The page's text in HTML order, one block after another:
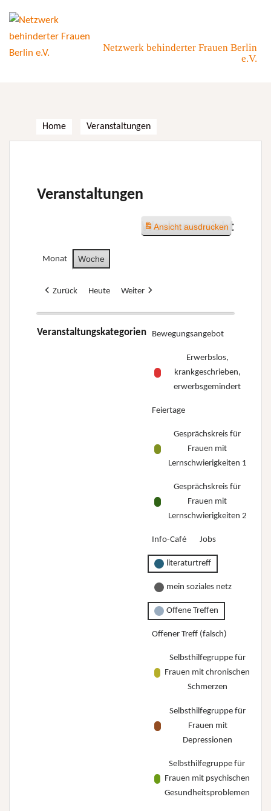
content
Netzwerk behinderter Frauen Berlin
e.V.
Home Veranstaltungen
Veranstaltungen
Wochenansicht
Monat Woche
Zurück Heute Weiter
Veranstaltungskategorien Bewegungsangebot
Erwerbslos,
krankgeschrieben,
erwerbsgemindert
Feiertage
Gesprächskreis für
Frauen mit
Lernschwierigkeiten 1
Gesprächskreis für
Frauen mit
Lernschwierigkeiten 2
Info-Café Jobs
literaturtreff
mein soziales netz
Offene Treffen
Offener Treff (falsch)
Selbsthilfegruppe für
Frauen mit chronischen
Schmerzen
Selbsthilfegruppe für
Frauen mit
Depressionen
Selbsthilfegruppe für
Frauen mit psychischen
Gesundheitsproblemen
Ansichtausdrucken